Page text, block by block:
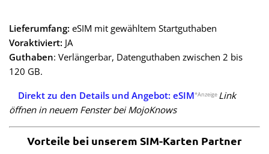
Lieferumfang: eSIM mit gewähltem Startguthaben
Voraktiviert: JA
Guthaben: Verlängerbar, Datenguthaben zwischen 2 bis
120 GB.
Direkt zu den Details und Angebot: eSIM*Anzeige Link
öffnen in neuem Fenster bei MojoKnows
Vorteile bei unserem SIM-Karten Partner